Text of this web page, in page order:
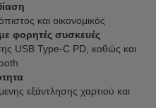
και οικονομικός
φορητές συσκευές
USB Type-C PD, καθώς και
εξάντλησης χαρτιού και